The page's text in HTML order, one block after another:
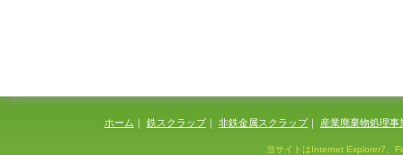
ホーム ｜ 鉄スクラップ｜ 非鉄金属スクラップ｜ 産業廃棄物処理事
当サイトはInternet Explorer7、